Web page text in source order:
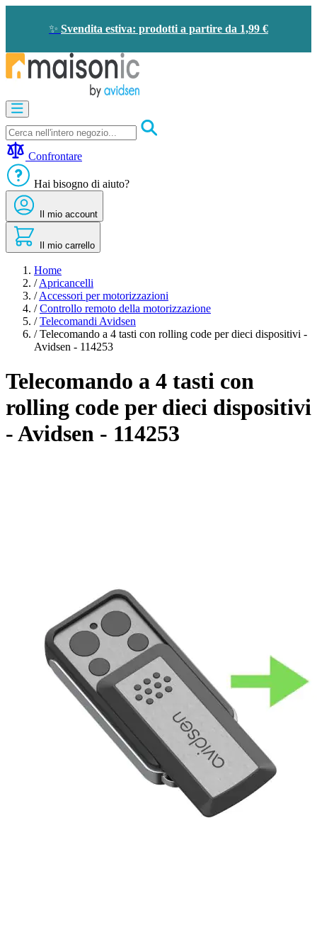
✨ Svendita estiva: prodotti a partire da 1,99 €
Videocitofono - Campanello
Solare - risparmio energetico
Sicurezza
Offerte e sconti
Confrontare
Hai bisogno di aiuto?
Il mio account
Il mio carrello
Home
/ Apricancelli
/ Accessori per motorizzazioni
/ Controllo remoto della motorizzazione
/ Telecomandi Avidsen
/ Telecomando a 4 tasti con rolling code per dieci dispositivi -
Avidsen - 114253
Telecomando a 4 tasti con
rolling code per dieci dispositivi
- Avidsen - 114253